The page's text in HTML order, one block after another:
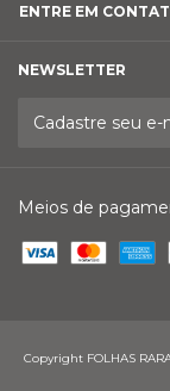
ENTRE EM
NEWSLETTER
Meios de
Copyright FOLHAS